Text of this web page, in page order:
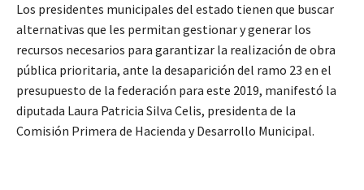
Los presidentes municipales del estado tienen que buscar
alternativas que les permitan gestionar y generar los
recursos necesarios para garantizar la realización de obra
pública prioritaria, ante la desaparición del ramo 23 en el
presupuesto de la federación para este 2019, manifestó la
diputada Laura Patricia Silva Celis, presidenta de la
Comisión Primera de Hacienda y Desarrollo Municipal.